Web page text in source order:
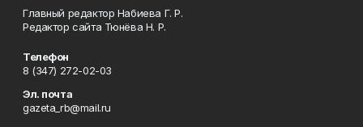
Главный редактор Набиева Г. Р.
Редактор сайта Тюнёва Н. Р.
Телефон
8 (347) 272-02-03
Эл. почта
gazeta_rb@mail.ru